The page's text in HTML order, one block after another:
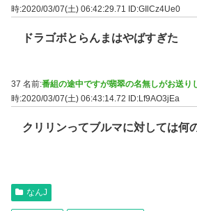
時:2020/03/07(土) 06:42:29.71
ID:GIlCz4Ue0
ドラゴボとらんまはやばすぎた
37 名前:番組の途中ですが翡翠の名無しがお送り
時:2020/03/07(土) 06:43:14.72 ID:Lf9AO3jEa
クリリンってブルマに対しては何
なんJ